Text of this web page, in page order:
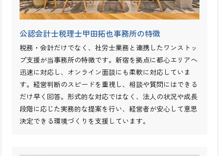
アパレル業界
製造業
社会福祉法人
運輸・物流・運送配送
公認会計士税理士甲田拓也事務所の特徴
税務・会計だけでなく、社労士業務と連携したワンストッ
プ支援が当事務所の特徴です。新宿を拠点に都心エリアへ
迅速に対応し、オンライン面談にも柔軟に対応していま
す。経営判断のスピードを重視し、相談や質問にはできる
だけ早く回答。形式的な対応ではなく、法人の状況や成長
段階に応じた実務的な提案を行い、経営者が安心して意思
決定できる環境づくりを支援しています。